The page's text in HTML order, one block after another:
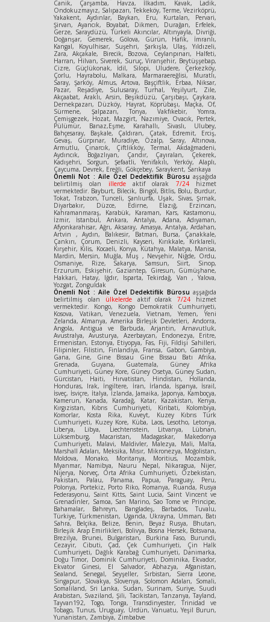
Canik, Çarşamba, Havza, İlkadım, Kavak, Ladik,
Ondokuzmayız, Salıpazarı, Tekkeköy, Terme, Vezirköprü,
Yakakent, Aydınlar, Baykan, Eru, Kurtalan, Pervari,
Şirvan, Ayancık, Boyabat, Dikmen, Durağan, Erfelek,
Gerze, Saraydüzü, Türkeli Akıncılar, Altınyayla, Divriği,
Doğanşar, Gemerek, Gölova, Gürün, Hafik, İmranlı,
Kangal, Koyulhisar, Suşehri, Şarkışla, Ulaş, Yıldızeli,
Zara, Akçakale, Birecik, Bozova, Ceylanpınarı, Halfeti,
Harran, Hilvan, Siverek, Suruç, Viranşehir, Beytüşşebap,
Cizre, Güçlükonak, İdil, Silopi, Uludere, Çerkezköy,
Çorlu, Hayrabolu, Malkara, Marmaraereğlisi, Muratlı,
Saray, Şarköy, Almus, Artova, Başçiftlik, Erbaa, Niksar,
Pazar, Reşadiye, Sulusaray, Turhal, Yeşilyurt, Zile,
Akçaabat, Araklı, Arsin, Beşikdüzü, Çarşıbaşı, Çaykara,
Dernekpazarı, Düzköy, Hayrat, Köprübaşı, Maçka, Of,
Sürmene, Şalpazarı, Tonya, Vakfıkebir, Yomra,
Çemişgezek, Hozat, Mazgirt, Nazımiye, Ovacık, Pertek,
Pülümür, Banaz,Eşme, Karahallı, Sivaslı, Ulubey,
Bahçesaray, Başkale, Çaldıran, Çatak, Edremit, Erciş,
Gevaş, Gürpınar, Muradiye, Özalp, Saray, Altınova,
Armutlu, Çınarcık, Çiftlikköy, Termal, Akdağmadeni,
Aydıncık, Boğazlıyan, Çandır, Çayıralan, Çekerek,
Kadışehri, Sorgun, Şefaatli, Yenifakılı, Yerköy, Alaplı,
Çaycuma, Devrek, Ereğli, Gökçebey, Saraykent, Sarıkaya
Önemli Not : Aile Özel Dedektiflik Bürosu aşşağıda
belirtilmiş olan illerdeaktif olarak 7/24hizmet
vermektedir. Bayburt, Bilecik, Bingöl, Bitlis, Bolu, Burdur,
Tokat, Trabzon, Tunceli, Şanlıurfa, Uşak, Sivas, Şırnak,
Diyarbakır, Düzce, Edirne, Elazığ, Erzincan,
Kahramanmaraş, Karabük, Karaman, Kars, Kastamonu,
İzmir, İstanbul, Ankara, Antalya, Adana, Adıyaman,
Afyonkarahisar, Ağrı, Aksaray, Amasya, Antalya, Ardahan,
Artvin , Aydın, Balıkesir, Batman, Bursa, Çanakkale,
Çankırı, Çorum, Denizli, Kayseri, Kırıkkale, Kırklareli,
Kırşehir, Kilis, Kocaeli, Konya, Kütahya, Malatya, Manisa,
Mardin, Mersin, Muğla, Muş , Nevşehir, Niğde, Ordu,
Osmaniye, Rize, Sakarya, Samsun, Siirt, Sinop,
Erzurum, Eskişehir, Gaziantep, Giresun, Gümüşhane,
Hakkari, Hatay, Iğdır, Isparta, Tekirdağ, Van , Yalova,
Yozgat, Zonguldak
Önemli Not : Aile Özel Dedektiflik Bürosu aşşağıda
belirtilmiş olan ülkelerdeaktif olarak7/24 hizmet
vermektedir. Kongo, Kongo Demokratik Cumhuriyeti,
Kosova, Vatikan, Venezuela, Vietnam, Yemen, Yeni
Zelanda, Almanya, Amerika Birleşik Devletleri, Andorra,
Angola, Antigua ve Barbuda, Arjantin, Arnavutluk,
Avustralya, Avusturya, Azerbaycan, Endonezya, Eritre,
Ermenistan, Estonya, Etiyopya, Fas, Fiji, Fildişi Sahilleri,
Filipinler, Filistin, Finlandiya, Fransa, Gabon, Gambiya,
Gana, Gine, Gine Bissau Gine Bissau Batı Afrika,
Grenada, Guyana, Guatemala, Güney Afrika
Cumhuriyeti, Güney Kore, Güney Osetya, Güney Sudan,
Gürcistan, Haiti, Hırvatistan, Hindistan, Hollanda,
Honduras, Irak, İngiltere, İran, İrlanda, İspanya, İsrail,
İsveç, İsviçre, İtalya, İzlanda, Jamaika, Japonya, Kamboçya,
Kamerun, Kanada, Karadağ, Katar, Kazakistan, Kenya,
Kırgızistan, Kıbrıs Cumhuriyeti, Kiribati, Kolombiya,
Komorlar, Kosta Rika, Kuveyt, Kuzey Kıbrıs Türk
Cumhuriyeti, Kuzey Kore, Küba, Laos, Lesotho, Letonya,
Liberya, Libya, Liechtenstein, Litvanya, Lübnan,
Lüksemburg, Macaristan, Madagaskar, Makedonya
Cumhuriyeti, Malavi, Maldivler, Malezya, Mali, Malta,
Marshall Adaları, Meksika, Mısır, Mikronezya, Moğolistan,
Moldova, Monako, Moritanya, Moritius, Mozambik,
Myanmar, Namibya, Nauru Nepal, Nikaragua, Nijer,
Nijerya, Norveç, Orta Afrika Cumhuriyeti, Özbekistan,
Pakistan, Palau, Panama, Papua, Paraguay, Peru,
Polonya, Portekiz, Porto Riko, Romanya, Ruanda, Rusya
Federasyonu, Saint Kitts, Saint Lucia, Saint Vincent ve
Grenadinler, Samoa, San Marino, Sao Tome ve Principe,
Bahamalar, Bahreyn, Bangladeş, Barbados, Tuvalu,
Türkiye, Türkmenistan, Uganda, Ukrayna, Umman, Batı
Sahra, Belçika, Belize, Benin, Beyaz Rusya, Bhutan,
Birleşik Arap Emirlikleri, Bolivya, Bosna Hersek, Botsvana,
Brezilya, Brunei, Bulgaristan, Burkina Faso, Burundi,
Cezayir, Cibuti, Çad, Çek Cumhuriyeti, Çin Halk
Cumhuriyeti, Dağlık Karabağ Cumhuriyeti, Danimarka,
Doğu Timor, Dominik Cumhuriyeti, Dominika, Ekvador,
Ekvator Ginesi, El Salvador, Abhazya, Afganistan,
Sealand, Senegal, Seyşeller, Sırbistan, Sierra Leone,
Singapur, Slovakya, Slovenya, Solomon Adaları, Somali,
Somaliland, Sri Lanka, Sudan, Surinam, Suriye, Suudi
Arabistan, Svaziland, Şili, Tacikistan, Tanzanya, Tayland,
Tayvan192, Togo, Tonga, Transdinyester, Trinidad ve
Tobago, Tunus, Uruguay, Ürdün, Vanuatu, Yeşil Burun,
Yunanistan, Zambiya, Zimbabve